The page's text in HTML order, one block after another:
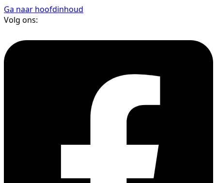
Ga naar hoofdinhoud
Volg ons: